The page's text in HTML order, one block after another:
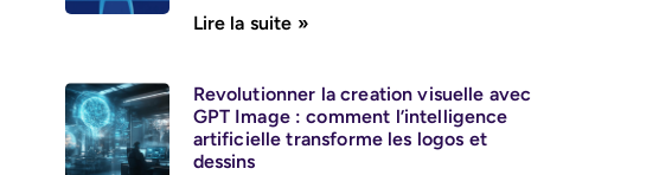
Lire la suite »
Revolutionner la creation visuelle avec
GPT Image : comment l’intelligence
artificielle transforme les logos et
dessins